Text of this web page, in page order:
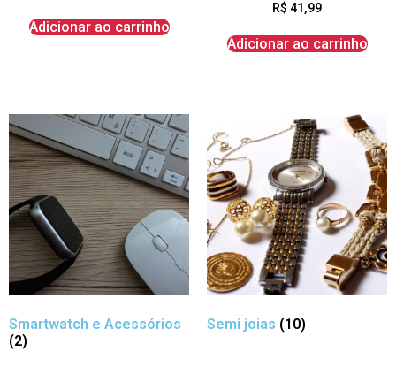
Adicionar ao carrinho
R$ 41,99
Adicionar ao carrinho
Smartwatch e Acessórios
(2)
Semi joias (10)